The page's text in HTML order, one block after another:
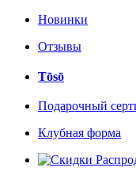
Новинки
Отзывы
Tōsō
Подарочный
Клубная форма